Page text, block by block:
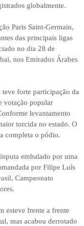
globalmente.
Paris Saint-Germain,
das principais ligas
no dia 28 de
nos Emirados Árabes
teve forte participação da
votação popular
levantamento
torcida no estado. O
completa o pódio.
embalado por uma
por Filipe Luís
Campeonato
esteve frente a frente
mas acabou derrotado